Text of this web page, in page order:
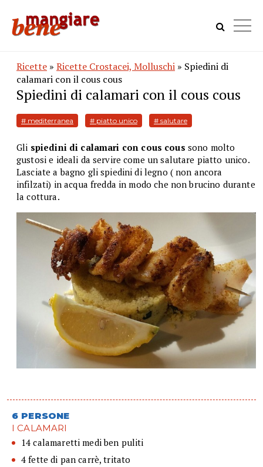
Ricette » Ricette Crostacei, Molluschi » Spiedini di
calamari con il cous cous
Spiedini di calamari con il cous cous
# mediterranea # piatto unico # salutare
Gli spiedini di calamari con cous cous sono molto
gustosi e ideali da servire come un salutare piatto unico.
Lasciate a bagno gli spiedini di legno ( non ancora
infilzati) in acqua fredda in modo che non brucino durante
la cottura.
6 PERSONE
I CALAMARI
14 calamaretti medi ben puliti
4 fette di pan carrè, tritato